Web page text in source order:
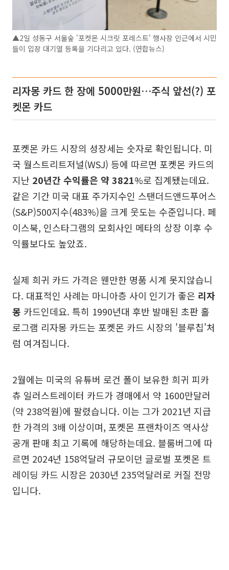
▲2일 성동구 서울숲 '포켓몬 시크릿 포레스트' 행사장 인근에서 시민
들이 입장 대기열 등록을 기다리고 있다. (연합뉴스)
리자몽 카드 한 장에 5000만원…주식 앞선(?) 포
켓몬 카드
포켓몬 카드 시장의 성장세는 숫자로 확인됩니다. 미
국 월스트리트저널(WSJ) 등에 따르면 포켓몬 카드의
지난 20년간 수익률은 약 3821%로 집계됐는데요.
같은 기간 미국 대표 주가지수인 스탠더드앤드푸어스
(S&P)500지수(483%)을 크게 웃도는 수준입니다. 페
이스북, 인스타그램의 모회사인 메타의 상장 이후 수
익률보다도 높았죠.
실제 희귀 카드 가격은 웬만한 명품 시계 못지않습니
다. 대표적인 사례는 마니아층 사이 인기가 좋은 리자
몽 카드인데요. 특히 1990년대 후반 발매된 초판 홀
로그램 리자몽 카드는 포켓몬 카드 시장의 '블루칩'처
럼 여겨집니다.
2월에는 미국의 유튜버 로건 폴이 보유한 희귀 피카
츄 일러스트레이터 카드가 경매에서 약 1600만달러
(약 238억원)에 팔렸습니다. 이는 그가 2021년 지급
한 가격의 3배 이상이며, 포켓몬 프랜차이즈 역사상
공개 판매 최고 기록에 해당하는데요. 블룸버그에 따
르면 2024년 158억달러 규모이던 글로벌 포켓몬 트
레이딩 카드 시장은 2030년 235억달러로 커질 전망
입니다.